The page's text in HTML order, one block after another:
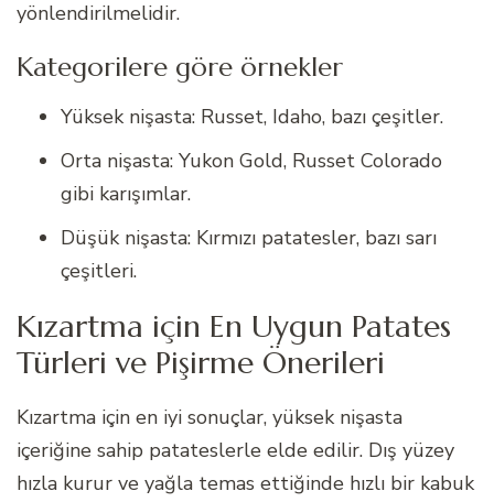
yönlendirilmelidir.
Kategorilere göre örnekler
Yüksek nişasta: Russet, Idaho, bazı çeşitler.
Orta nişasta: Yukon Gold, Russet Colorado
gibi karışımlar.
Düşük nişasta: Kırmızı patatesler, bazı sarı
çeşitleri.
Kızartma için En Uygun Patates
Türleri ve Pişirme Önerileri
Kızartma için en iyi sonuçlar, yüksek nişasta
içeriğine sahip patateslerle elde edilir. Dış yüzey
hızla kurur ve yağla temas ettiğinde hızlı bir kabuk